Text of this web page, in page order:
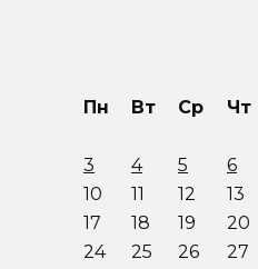
Пн Вт Ср Чт
3
4 5 6
10
11 12 13
17
18 19 20
24
25 26 27